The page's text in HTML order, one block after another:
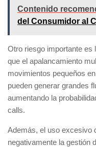
Contenido
del Consumidor al
Otro riesgo importante es
que el apalancamiento
movimientos pequeños
pueden generar grandes
aumentando la
calls.
Además, el uso excesivo
negativamente la gestión